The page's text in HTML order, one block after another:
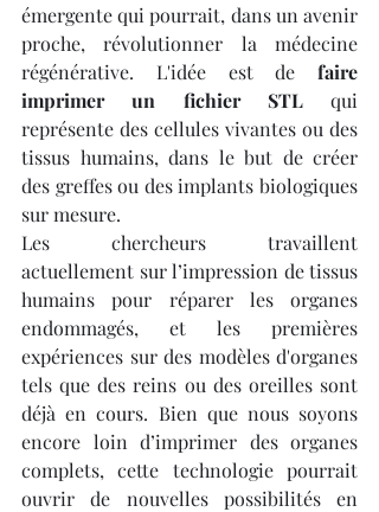
émergente qui pourrait, dans un avenir
proche, révolutionner la médecine
régénérative. L'idée est de faire
imprimer un fichier STL qui
représente des cellules vivantes ou des
tissus humains, dans le but de créer
des greffes ou des implants biologiques
sur mesure.
Les chercheurs travaillent
actuellement sur l’impression de tissus
humains pour réparer les organes
endommagés, et les premières
expériences sur des modèles d'organes
tels que des reins ou des oreilles sont
déjà en cours. Bien que nous soyons
encore loin d’imprimer des organes
complets, cette technologie pourrait
ouvrir de nouvelles possibilités en